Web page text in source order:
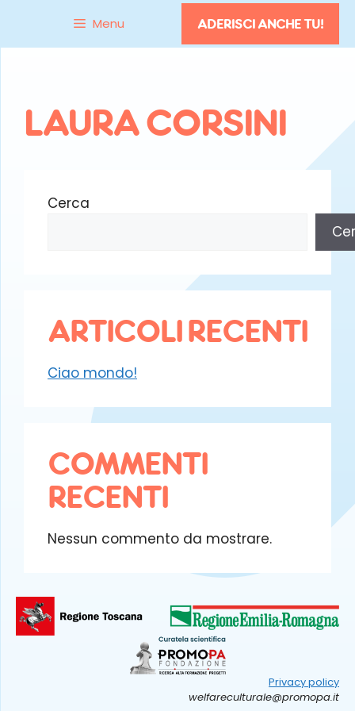
contenuto
Menu ADERISCI ANCHE TU!
LAURA CORSINI
Cerca
ARTICOLI RECENTI
Ciao mondo!
COMMENTI
RECENTI
Nessun commento da mostrare.
Privacy policy
welfareculturale@promopa.it